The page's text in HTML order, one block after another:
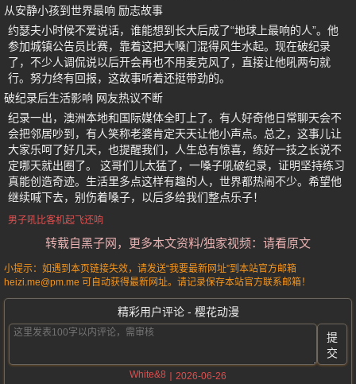
从安静小孩到世界最响 励志故事
约瑟夫小时候不爱说话，谁能想到长大后成了“地球上最响的人”。他
参加城镇公告员比赛，靠着这把大嗓门混得风生水起。现在破纪录
了，不少人调侃说以后开会再也不用麦克风了，直接让他吼两句就
行。努力终有回报，这故事听着还挺带劲的。
破纪录后生活影响 网友热议不断
纪录一出，澳洲本地和国际媒体全盯上了。有人好奇他日常聊天会不
会把邻居吵到，有人笑称老婆肯定天天让他小声点。总之，这事儿让
大家乐呵了好几天，也提醒我们，人生总有惊喜，练好一技之长说不
定哪天就出圈了。 这哥们儿太猛了，一嗓子吼破纪录，证明坚持练习
真能创造奇迹。生活里多点这样有趣的人，世界都热闹不少。希望他
继续喊下去，别伤着嗓子，以后多给我们整点乐子！
男子吼比客机起飞还响
转载自黑子网，更多本文资料/独家视频：请看原文
小提示：如遇到本页链接失效，请发送“我要最新网址”到本站官方邮箱
heizi.me@pm.me 可自动获得最新网址。请记录保存本站官方联系邮箱！
精彩用户评论 - 樱花动漫
提
交
White&8
2026-06-26